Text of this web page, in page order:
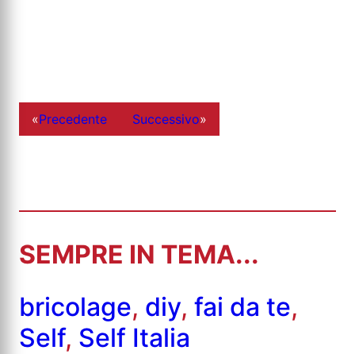
«Precedente Successivo»
SEMPRE IN TEMA...
bricolage, diy, fai da te,
Self, Self Italia